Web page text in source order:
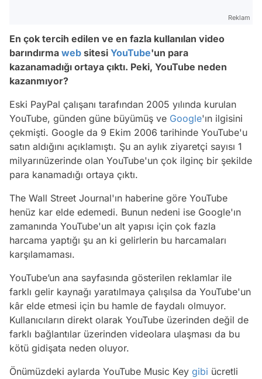
Reklam
En çok tercih edilen ve en fazla kullanılan video
barındırma web sitesi YouTube'un para
kazanamadığı ortaya çıktı. Peki, YouTube neden
kazanmıyor?
Eski PayPal çalışanı tarafından 2005 yılında kurulan
YouTube, günden güne büyümüş ve Google'ın ilgisini
çekmişti. Google da 9 Ekim 2006 tarihinde YouTube'u
satın aldığını açıklamıştı. Şu an aylık ziyaretçi sayısı 1
milyarınüzerinde olan YouTube'un çok ilginç bir şekilde
para kanamadığı ortaya çıktı.
The Wall Street Journal'ın haberine göre YouTube
henüz kar elde edemedi. Bunun nedeni ise Google'ın
zamanında YouTube'un alt yapısı için çok fazla
harcama yaptığı şu an ki gelirlerin bu harcamaları
karşılamaması.
YouTube’un ana sayfasında gösterilen reklamlar ile
farklı gelir kaynağı yaratılmaya çalışılsa da YouTube'un
kâr elde etmesi için bu hamle de faydalı olmuyor.
Kullanıcıların direkt olarak YouTube üzerinden değil de
farklı bağlantılar üzerinden videolara ulaşması da bu
kötü gidişata neden oluyor.
Önümüzdeki aylarda YouTube Music Key gibi ücretli